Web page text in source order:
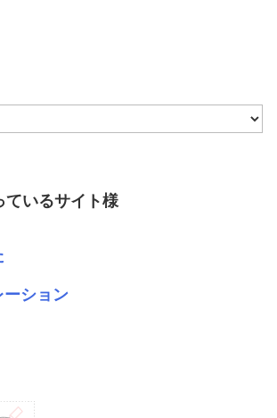
ているサイト様
ション